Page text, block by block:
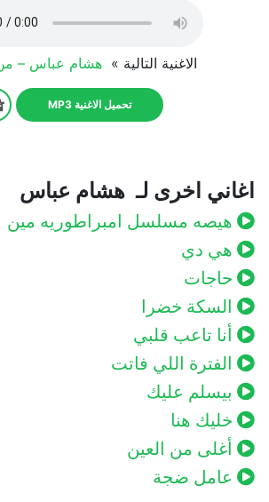
الاغنية التالية » هشام عباس –
تحميل الاغنية MP3
اغاني اخرى لـ هشام عباس
هيصه مسلسل امبراطوريه مين
هي دي
حاجات
السكة خضرا
أنا تاعب قلبي
الفترة اللي فاتت
بيسلم عليك
خليك هنا
أغلى من العين
عامل ضجة